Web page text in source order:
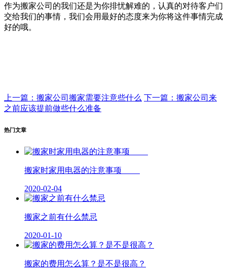
作为搬家公司的我们还是为你排忧解难的，认真的对待客户们
交给我们的事情，我们会用最好的态度来为你将这件事情完成
好的哦。
上一篇：搬家公司搬家需要注意些什么 下一篇：搬家公司来
之前应该提前做些什么准备
热门文章
搬家时家用电器的注意事项
2020-02-04
搬家之前有什么禁忌
2020-01-10
搬家的费用怎么算？是不是很高？